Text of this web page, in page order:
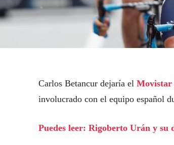
Carlos Betancur dejaría el Movistar
involucrado con el equipo español
Puedes leer: Rigoberto Urán y su